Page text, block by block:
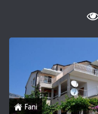
Fani